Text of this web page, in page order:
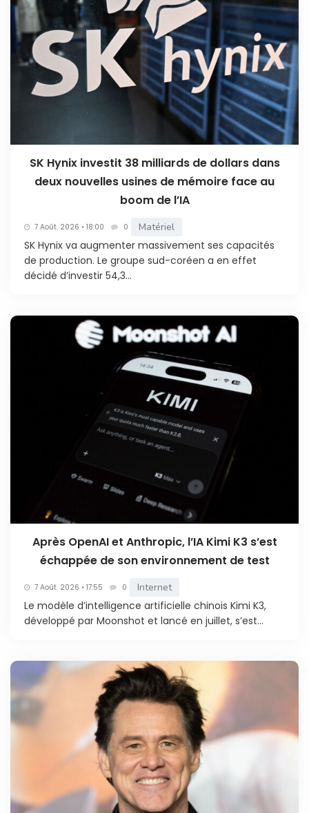
SK Hynix investit 38 milliards de dollars dans
deux nouvelles usines de mémoire face au
boom de l’IA
7 Août. 2026 • 18:00 0 Matériel
SK Hynix va augmenter massivement ses capacités
de production. Le groupe sud-coréen a en effet
décidé d’investir 54,3...
Après OpenAI et Anthropic, l’IA Kimi K3 s’est
échappée de son environnement de test
7 Août. 2026 • 17:55 0 Internet
Le modèle d’intelligence artificielle chinois Kimi K3,
développé par Moonshot et lancé en juillet, s’est...